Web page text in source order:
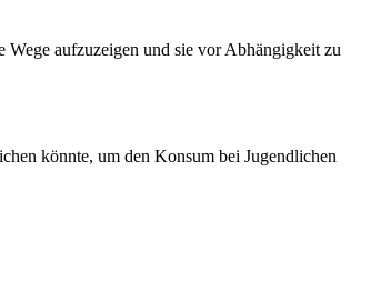
aufzuzeigen und sie vor Abhängigkeit zu
könnte, um den Konsum bei Jugendlichen